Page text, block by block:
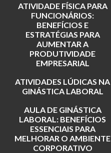
ATIVIDADE FÍSICA PARA
FUNCIONÁRIOS:
BENEFÍCIOS E
ESTRATÉGIAS PARA
AUMENTAR A
PRODUTIVIDADE
EMPRESARIAL
ATIVIDADES LÚDICAS NA
GINÁSTICA LABORAL
AULA DE GINÁSTICA
LABORAL: BENEFÍCIOS
ESSENCIAIS PARA
MELHORAR O AMBIENTE
CORPORATIVO